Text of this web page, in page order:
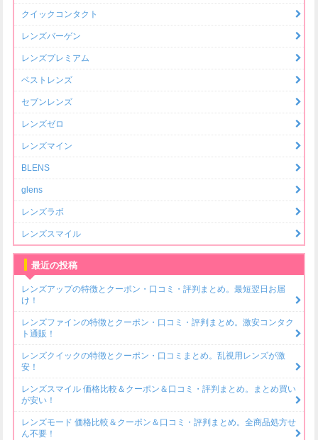
クイックコンタクト
レンズバーゲン
レンズプレミアム
ベストレンズ
セブンレンズ
レンズゼロ
レンズマイン
BLENS
glens
レンズラボ
レンズスマイル
最近の投稿
レンズアップの特徴とクーポン・口コミ・評判まとめ。最短翌日お届
け！
レンズファインの特徴とクーポン・口コミ・評判まとめ。激安コンタク
ト通販！
レンズクイックの特徴とクーポン・口コミまとめ。乱視用レンズが激
安！
レンズスマイル 価格比較＆クーポン＆口コミ・評判まとめ。まとめ買い
が安い！
レンズモード 価格比較＆クーポン＆口コミ・評判まとめ。全商品処方せ
ん不要！